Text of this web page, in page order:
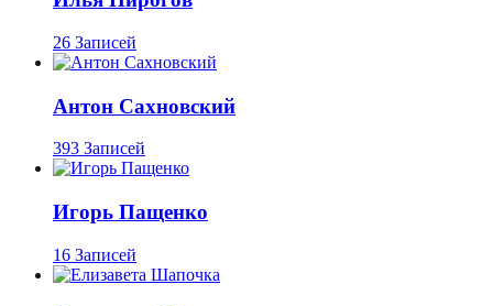
26 Записей
Антон Сахновский
393 Записей
Игорь Пащенко
16 Записей